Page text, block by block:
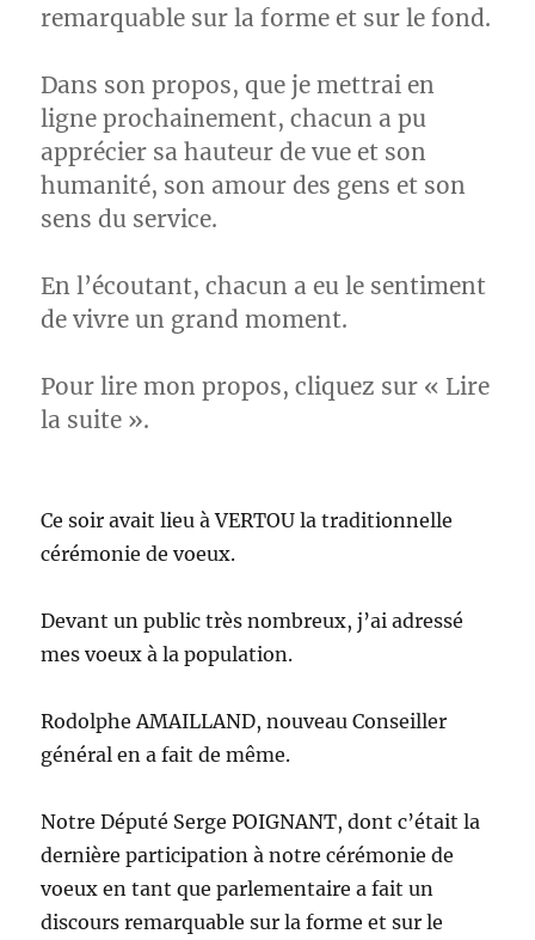
remarquable sur la forme et sur le fond.
Dans son propos, que je mettrai en
ligne prochainement, chacun a pu
apprécier sa hauteur de vue et son
humanité, son amour des gens et son
sens du service.
En l’écoutant, chacun a eu le sentiment
de vivre un grand moment.
Pour lire mon propos, cliquez sur « Lire
la suite ».
Ce soir avait lieu à VERTOU la traditionnelle
cérémonie de voeux.
Devant un public très nombreux, j’ai adressé
mes voeux à la population.
Rodolphe AMAILLAND, nouveau Conseiller
général en a fait de même.
Notre Député Serge POIGNANT, dont c’était la
dernière participation à notre cérémonie de
voeux en tant que parlementaire a fait un
discours remarquable sur la forme et sur le